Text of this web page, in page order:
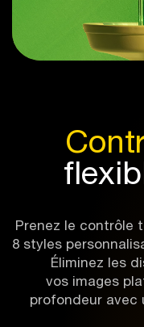
Prenez le contrôle
8 styles
Éliminez les
vos images
profondeur avec